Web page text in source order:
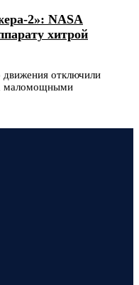
2»: NASA
хитрой
отключили
маломощными